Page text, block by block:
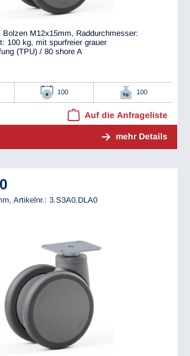
Bolzen M12x15mm, Raddurchmesser:
100 kg, mit spurfreier grauer
(TPU) / 80 shore A
100 100
Auf die Anfrageliste
mehr Details
Artikelnr.: 3.S3A0.DLA0